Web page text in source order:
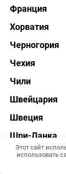
Франция
Хорватия
Черногория
Чехия
Чили
Швейцария
Швеция
Шри-Ланка
Эстония
Этот сайт
использовать